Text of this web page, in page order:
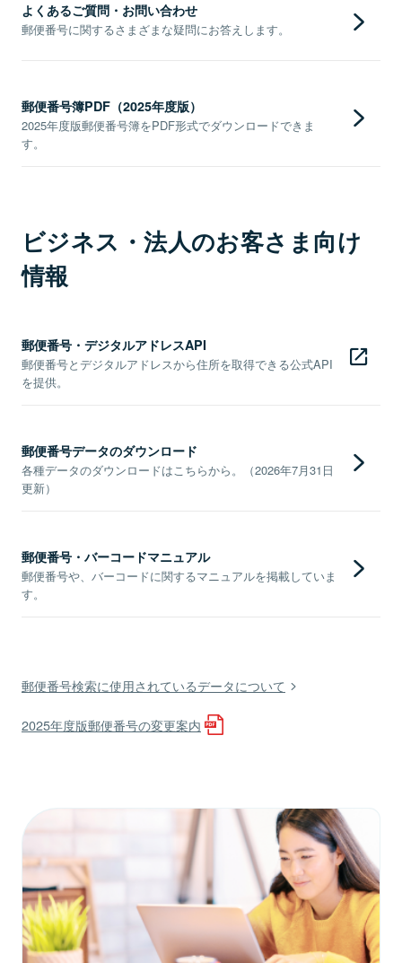
よくあるご質問・お問い合わせ
郵便番号に関するさまざまな疑問にお答えします。
郵便番号簿PDF（2025年度版）
2025年度版郵便番号簿をPDF形式でダウンロードできま
す。
ビジネス・法人のお客さま向け
情報
郵便番号・デジタルアドレスAPI
郵便番号とデジタルアドレスから住所を取得できる公式API
を提供。
郵便番号データのダウンロード
各種データのダウンロードはこちらから。（2026年7月31日
更新）
郵便番号・バーコードマニュアル
郵便番号や、バーコードに関するマニュアルを掲載していま
す。
郵便番号検索に使用されているデータについて
2025年度版郵便番号の変更案内